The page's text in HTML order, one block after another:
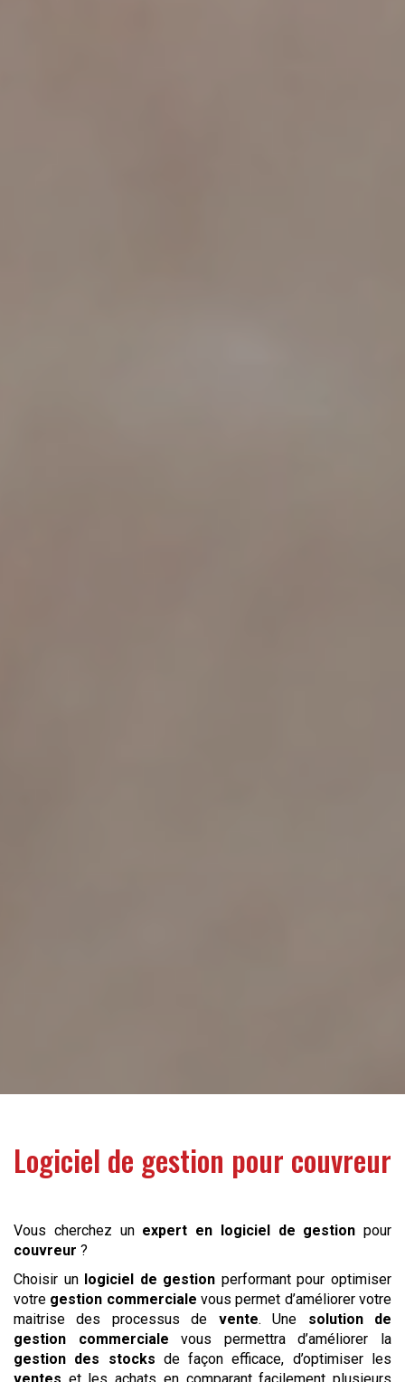
Logiciel de gestion pour couvreur
Vous cherchez unexpert en logiciel de gestion pour
couvreur ?
Choisir un logiciel de gestion performant pour optimiser
votre gestion commercialevous permet d’améliorer votre
maitrise des processus de vente. Une solution de
gestion commerciale vous permettra d’améliorer la
gestion des stocks de façon efficace, d’optimiser les